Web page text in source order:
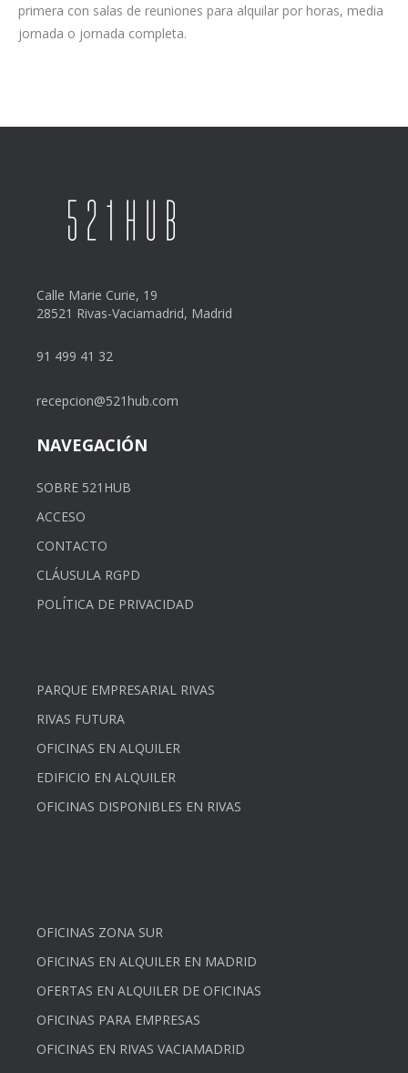
primera con salas de reuniones para alquilar por horas, media
jornada o jornada completa.
Calle Marie Curie, 19
28521 Rivas-Vaciamadrid, Madrid
91 499 41 32
recepcion@521hub.com
NAVEGACIÓN
SOBRE 521HUB
ACCESO
CONTACTO
CLÁUSULA RGPD
POLÍTICA DE PRIVACIDAD
PARQUE EMPRESARIAL RIVAS
RIVAS FUTURA
OFICINAS EN ALQUILER
EDIFICIO EN ALQUILER
OFICINAS DISPONIBLES EN RIVAS
OFICINAS ZONA SUR
OFICINAS EN ALQUILER EN MADRID
OFERTAS EN ALQUILER DE OFICINAS
OFICINAS PARA EMPRESAS
OFICINAS EN RIVAS VACIAMADRID